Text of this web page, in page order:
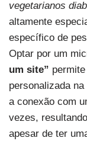
vegetarianos
altamente
específico de
Optar por um
um site”
personalizada
a conexão com
vezes,
apesar de ter